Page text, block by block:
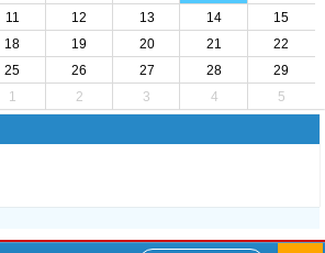
11 12 13 14
15
18 19 20 21
22
25 26 27 28
29
1 2 3 4 5